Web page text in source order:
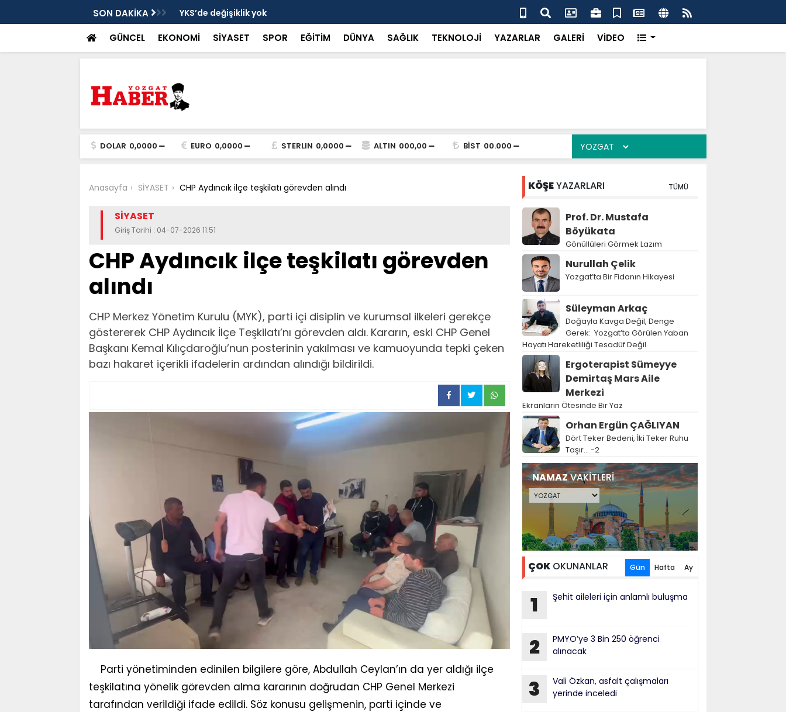
SON DAKİKA YKS’de değişiklik yok “Küçük bir dikkatsizlik büyük felakete dönüşebilir”
GÜNCEL EKONOMİ SİYASET SPOR EĞİTİM DÜNYA SAĞLIK TEKNOLOJİ YAZARLAR GALERİ VİDEO
DOLAR 0,0000 EURO 0,0000 STERLIN 0,0000 ALTIN 000,00 BİST 00.000
Anasayfa SİYASET CHP Aydıncık ilçe teşkilatı görevden alındı
SİYASET
Giriş Tarihi : 04-07-2026 11:51
CHP Aydıncık ilçe teşkilatı görevden
alındı
CHP Merkez Yönetim Kurulu (MYK), parti içi disiplin ve kurumsal ilkeleri gerekçe
göstererek CHP Aydıncık İlçe Teşkilatı’nı görevden aldı. Kararın, eski CHP Genel
Başkanı Kemal Kılıçdaroğlu’nun posterinin yakılması ve kamuoyunda tepki çeken
bazı hakaret içerikli ifadelerin ardından alındığı bildirildi.
Parti yönetiminden edinilen bilgilere göre, Abdullah Ceylan’ın da yer aldığı ilçe
teşkilatına yönelik görevden alma kararının doğrudan CHP Genel Merkezi
tarafından verildiği ifade edildi. Söz konusu gelişmenin, parti içinde ve
KÖŞEYAZARLARI TÜMÜ
Prof. Dr. Mustafa
Böyükata
Gönüllüleri Görmek Lazım
Nurullah Çelik
Yozgat’ta Bir Fidanın Hikayesi
Süleyman Arkaç
Doğayla Kavga Değil, Denge
Gerek: Yozgat’ta Görülen Yaban
Hayatı Hareketliliği Tesadüf Değil
Ergoterapist Sümeyye
Demirtaş Mars Aile
Merkezi
Ekranların Ötesinde Bir Yaz
Orhan Ergün ÇAĞLIYAN
Dört Teker Bedeni, İki Teker Ruhu
Taşır… -2
NAMAZVAKİTLERİ
ÇOKOKUNANLAR Gün Hafta Ay
1 Şehit aileleri için anlamlı buluşma
2
PMYO’ye 3 Bin 250 öğrenci
alınacak
3
Vali Özkan, asfalt çalışmaları
yerinde inceledi